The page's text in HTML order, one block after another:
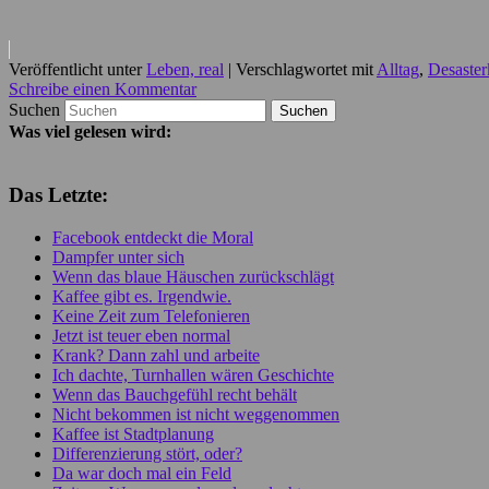
Veröffentlicht unter Leben, real | Verschlagwortet mit Alltag,
Schreibe einen Kommentar
Suchen
Was viel gelesen wird:
Das Letzte:
Facebook entdeckt die Moral
Dampfer unter sich
Wenn das blaue Häuschen zurückschlägt
Kaffee gibt es. Irgendwie.
Keine Zeit zum Telefonieren
Jetzt ist teuer eben normal
Krank? Dann zahl und arbeite
Ich dachte, Turnhallen wären Geschichte
Wenn das Bauchgefühl recht behält
Nicht bekommen ist nicht weggenommen
Kaffee ist Stadtplanung
Differenzierung stört, oder?
Da war doch mal ein Feld